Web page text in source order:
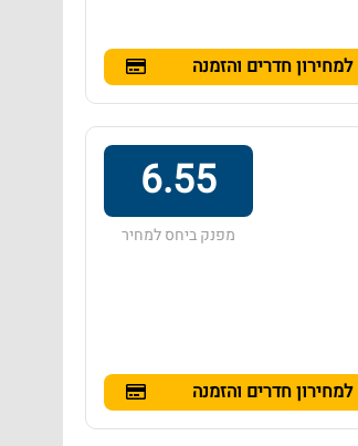
למחירון חדרים והזמנה
6.55
מפנק ביחס למחיר
למחירון חדרים והזמנה